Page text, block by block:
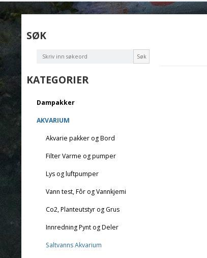
SØK
Søk
KATEGORIER
Dampakker
AKVARIUM
Akvarie pakker og Bord
Filter Varme og pumper
Lys og luftpumper
Vann test, Fôr og Vannkjemi
Co2, Planteutstyr og Grus
Innredning Pynt og Deler
Saltvanns Akvarium